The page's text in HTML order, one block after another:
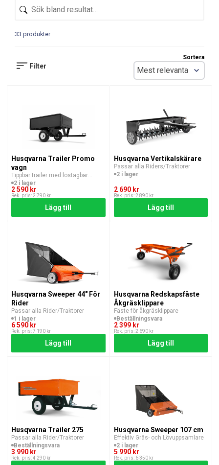
33 produkter
Sortera
Filter
Husqvarna Trailer Promo
vagn
Tippbar trailer med löstagbar
bakstam
2 i lager
2 590 kr
Rek. pris: 2 790 kr
Lägg till
Husqvarna Vertikalskärare
Passar alla Riders/Traktorer
2 i lager
2 690 kr
Rek. pris: 2 890 kr
Lägg till
Husqvarna Sweeper 44" För
Rider
Passar alla Rider/Traktorer
1 i lager
6 590 kr
Rek. pris: 7 190 kr
Lägg till
Husqvarna Redskapsfäste
Åkgräsklippare
Fäste för åkgräsklippare
Beställningsvara
2 399 kr
Rek. pris: 2 690 kr
Lägg till
Husqvarna Trailer 275
Passar alla Rider/Traktorer
Beställningsvara
3 990 kr
Rek. pris: 4 290 kr
Husqvarna Sweeper 107 cm
Effektiv Gräs- och Lövuppsamlare
2 i lager
5 990 kr
Rek. pris: 6 350 kr